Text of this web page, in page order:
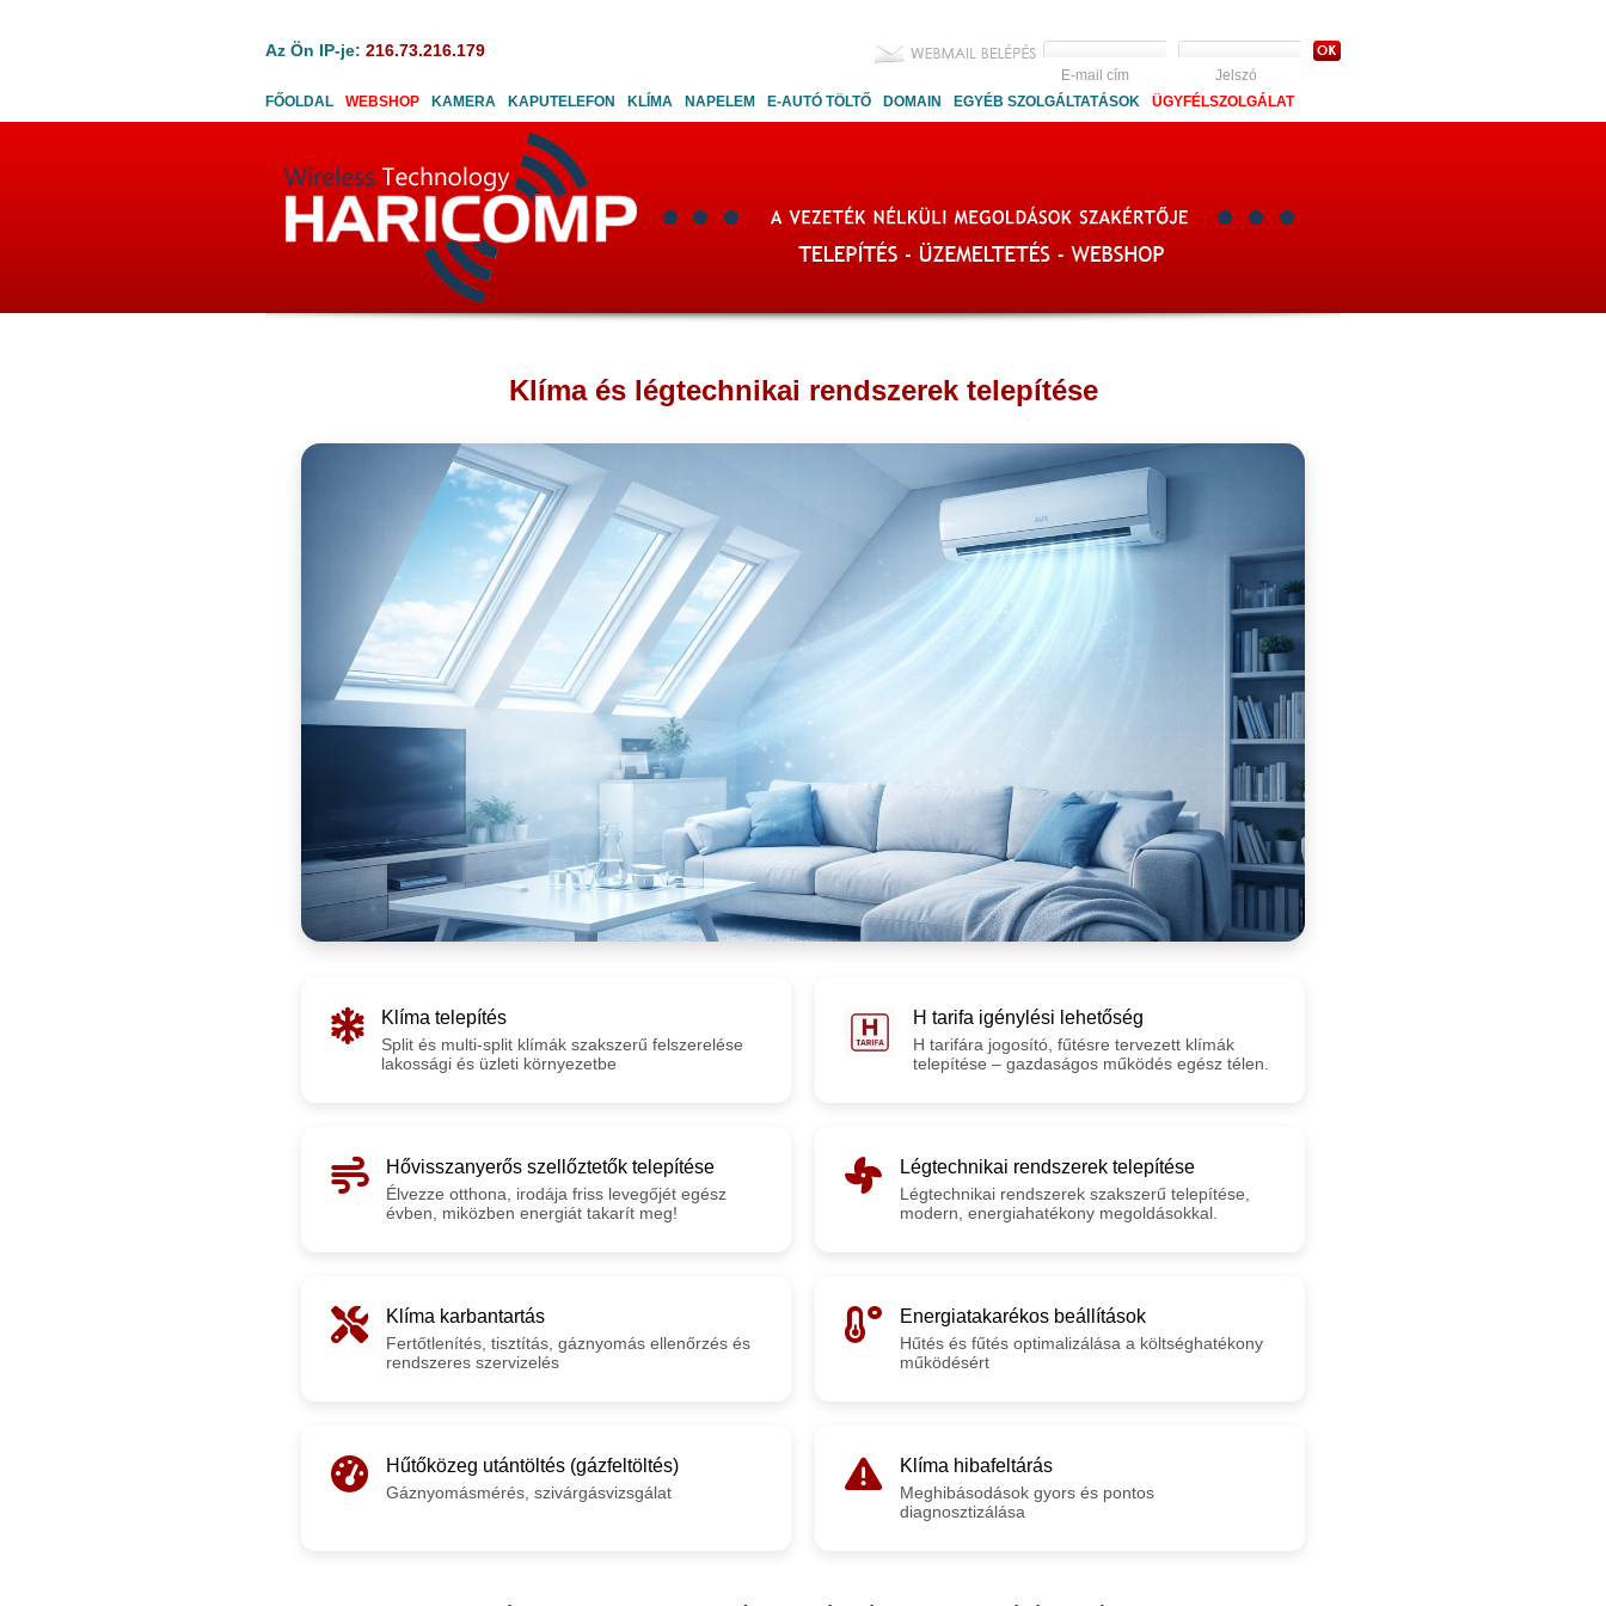
Az Ön IP-je: 216.73.216.179
E-mail cím
Jelszó
FŐOLDAL
WEBSHOP KAMERA KAPUTELEFON KLÍMA NAPELEM E-AUTÓ TÖLTŐ DOMAIN EGYÉB SZOLGÁLTATÁSOK ÜGYFÉLSZOLGÁLAT
Klíma és légtechnikai rendszerek telepítése
Klíma telepítés
Split és multi-split klímák szakszerű felszerelése
lakossági és üzleti környezetbe
H tarifa igénylési lehetőség
H tarifára jogosító, fűtésre tervezett klímák
telepítése – gazdaságos működés egész télen.
Hővisszanyerős szellőztetők telepítése
Élvezze otthona, irodája friss levegőjét egész
évben, miközben energiát takarít meg!
Légtechnikai rendszerek telepítése
Légtechnikai rendszerek szakszerű telepítése,
modern, energiahatékony megoldásokkal.
Klíma karbantartás
Fertőtlenítés, tisztítás, gáznyomás ellenőrzés és
rendszeres szervizelés
Energiatakarékos beállítások
Hűtés és fűtés optimalizálása a költséghatékony
működésért
Hűtőközeg utántöltés (gázfeltöltés)
Gáznyomásmérés, szivárgásvizsgálat
Klíma hibafeltárás
Meghibásodások gyors és pontos
diagnosztizálása